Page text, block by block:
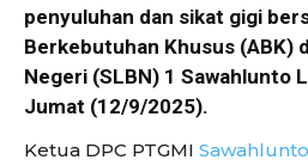
penyuluhan dan sikat gigi
Berkebutuhan Khusus (ABK)
Negeri (SLBN) 1 Sawahlunto
Jumat (12/9/2025).
Ketua DPC PTGMI Sawahlunto